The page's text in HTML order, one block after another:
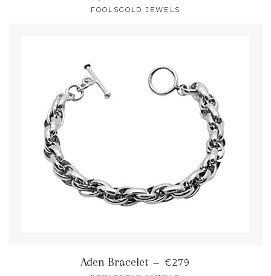
FOOLSGOLD JEWELS
Aden Bracelet — NORMALER PREIS
€279